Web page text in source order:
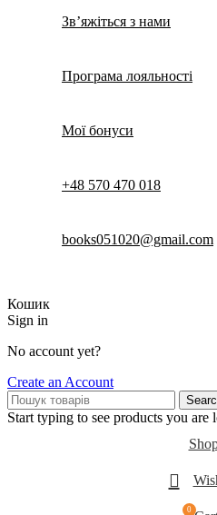
Зв’яжіться з нами
Програма лояльності
Мої бонуси
+48 570 470 018
books051020@gmail.com
Кошик
Sign in
No account yet?
Create an Account
Start typing to see products you are
0